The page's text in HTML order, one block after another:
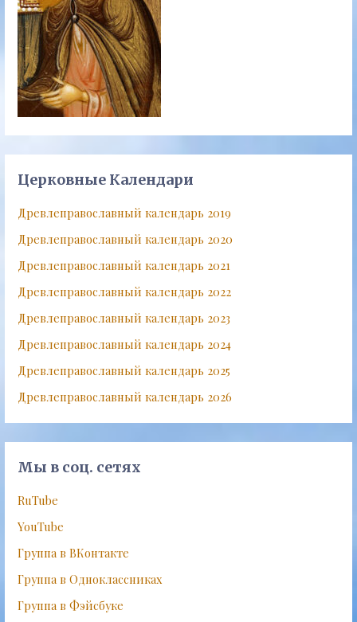
Церковные Календари
Древлеправославный календарь 2019
Древлеправославный календарь 2020
Древлеправославный календарь 2021
Древлеправославный календарь 2022
Древлеправославный календарь 2023
Древлеправославный календарь 2024
Древлеправославный календарь 2025
Древлеправославный календарь 2026
Мы в соц. сетях
RuTube
YouTube
Группа в ВКонтакте
Группа в Одноклассниках
Группа в Фэйсбуке